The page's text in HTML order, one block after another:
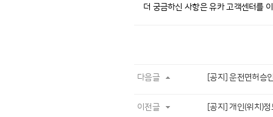
더 궁금하신 사항은 유카 고객센터를
다음글 [공지] 운전면허승
이전글 [공지] 개인(위치)